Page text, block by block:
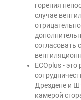
горения
случае
согласовать
ECOplus -
Дрездене и
камерой